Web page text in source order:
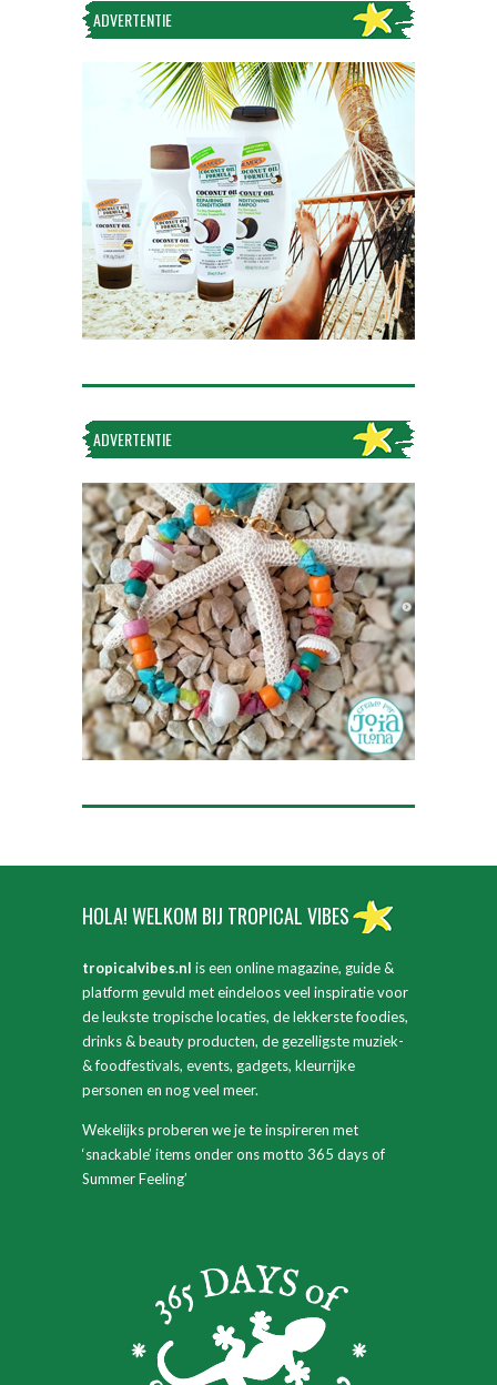
Volg op Instagram
ADVERTENTIE
ADVERTENTIE
HOLA! WELKOM BIJ TROPICAL VIBES
tropicalvibes.nl is een online magazine, guide &
platform gevuld met eindeloos veel inspiratie voor
de leukste tropische locaties, de lekkerste foodies,
drinks & beauty producten, de gezelligste muziek-
& foodfestivals, events, gadgets, kleurrijke
personen en nog veel meer.
Wekelijks proberen we je te inspireren met
‘snackable’ items onder ons motto 365 days of
Summer Feeling’